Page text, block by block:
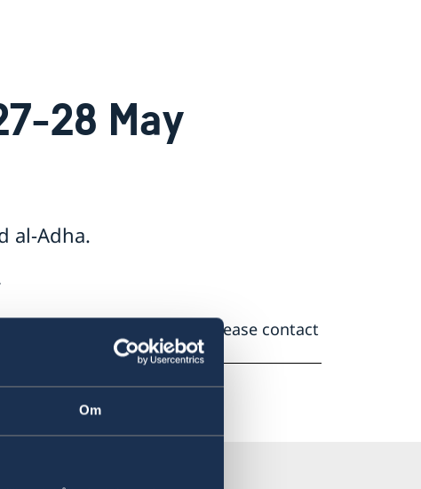
Om
28 May
al-Adha.
illness or detention, please contact
line: +46 8 405 50 05.